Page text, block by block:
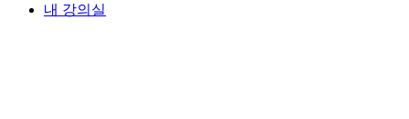
내 강의실